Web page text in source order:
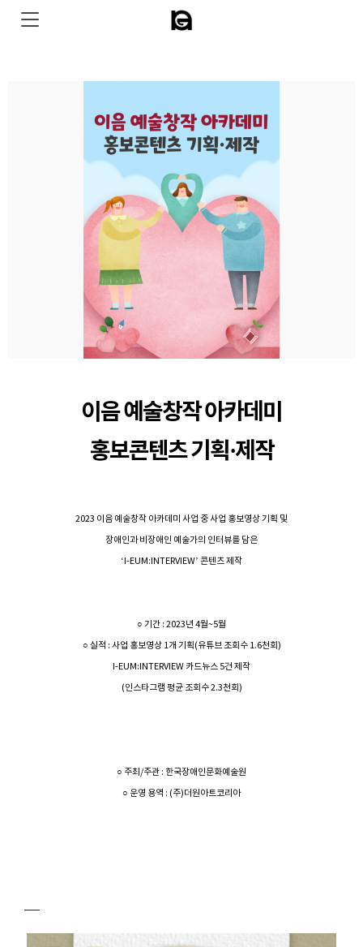
이음 예술창작 아카데미
홍보콘텐츠 기획·제작
2023 이음 예술창작 아카데미 사업 중 사업 홍보영상 기획 및
장애인과 비장애인 예술가의 인터뷰를 담은
‘I-EUM:INTERVIEW’ 콘텐츠 제작
○ 기간 : 2023년 4월~5월
○ 실적 : 사업 홍보영상 1개 기획(유튜브 조회수 1.6천회)
I-EUM:INTERVIEW 카드뉴스 5건 제작
(인스타그램 평균 조회수 2.3천회)
○ 주최/주관 : 한국장애인문화예술원
○ 운영 용역 : (주)더원아트코리아